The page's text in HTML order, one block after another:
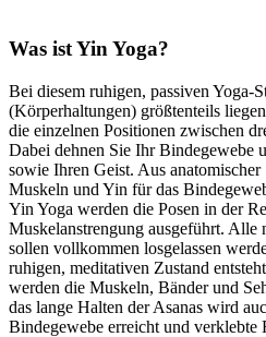
Was ist Yin Yoga?
Bei diesem ruhigen, passiven Yoga-
(Körperhaltungen) größtenteils
die einzelnen Positionen zwischen
Dabei dehnen Sie Ihr Bindegewebe
sowie Ihren Geist. Aus
Muskeln und Yin für das
Yin Yoga werden die Posen in der
Muskelanstrengung ausgeführt. Alle
sollen vollkommen losgelassen
ruhigen, meditativen Zustand
werden die Muskeln, Bänder und
das lange Halten der Asanas wird
Bindegewebe erreicht und verklebte